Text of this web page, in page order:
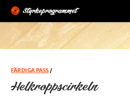
STARTSIDA
ÖVNINGSARKIV
FÄRDIGA PASS
MINA PASS
FÄRDIGA PASS /
Helkroppscirkeln